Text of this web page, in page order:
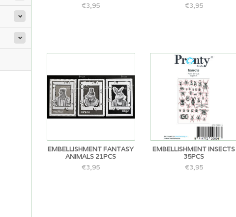
€3,95
€3,95
EMBELLISHMENT FANTASY
ANIMALS 21PCS
€3,95
EMBELLISHMENT INSECTS
35PCS
€3,95